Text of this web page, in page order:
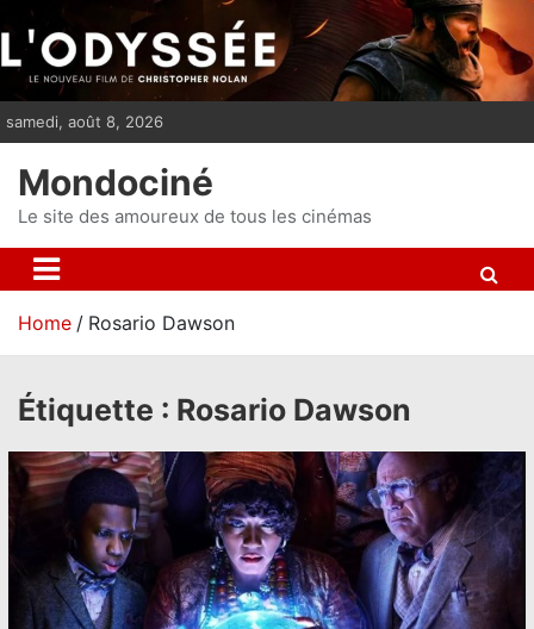
i
p
n
t
samedi, août 8, 2026
Mondociné
Le site des amoureux de tous les cinémas
Home Rosario Dawson
Étiquette : Rosario Dawson